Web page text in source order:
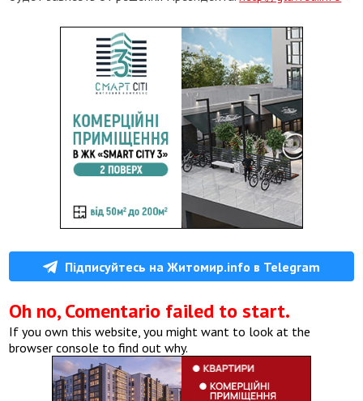
Підписуйтесь на Житомир.info в Telegram
Oh no, Comentario failed to start.
If you own this website, you might want to look at the
browser console to find out why.